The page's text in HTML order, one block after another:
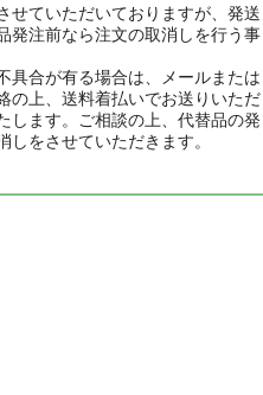
せていただいておりますが、発送
発注前なら注文の取消しを行う事
具合が有る場合は、メールまたは
の上、送料着払いでお送りいただ
します。ご相談の上、代替品の発
しをさせていただきます。